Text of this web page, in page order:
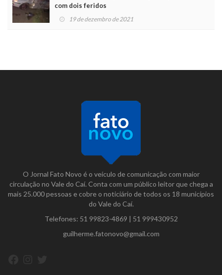
com dois feridos
19 de dezembro de 2021
O Jornal Fato Novo é o veículo de comunicação com maior
circulação no Vale do Caí. Conta com um público leitor que chega a
mais 25.000 pessoas e cobre o noticiário de todos os 18 municípios
do Vale do Caí.
Telefones: 51 99823-4869 | 51 999430952
guilherme.fatonovo@gmail.com